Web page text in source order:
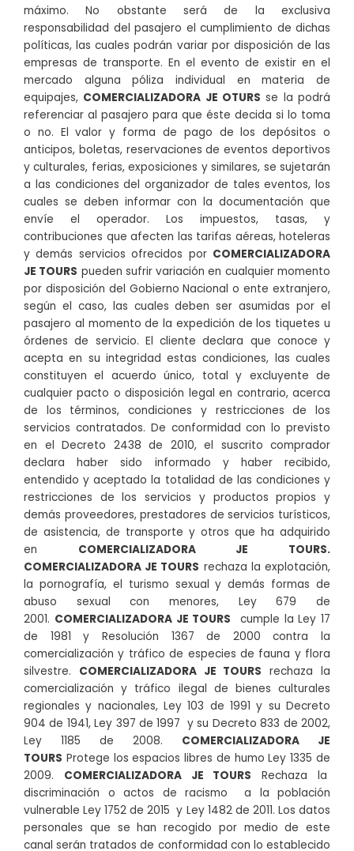
máximo. No obstante será de la exclusiva
responsabilidad del pasajero el cumplimiento de dichas
políticas, las cuales podrán variar por disposición de las
empresas de transporte. En el evento de existir en el
mercado alguna póliza individual en materia de
equipajes, COMERCIALIZADORA JE OTURS se la podrá
referenciar al pasajero para que éste decida si lo toma
o no. El valor y forma de pago de los depósitos o
anticipos, boletas, reservaciones de eventos deportivos
y culturales, ferias, exposiciones y similares, se sujetarán
a las condiciones del organizador de tales eventos, los
cuales se deben informar con la documentación que
envíe el operador. Los impuestos, tasas, y
contribuciones que afecten las tarifas aéreas, hoteleras
y demás servicios ofrecidos por COMERCIALIZADORA
JE TOURS pueden sufrir variación en cualquier momento
por disposición del Gobierno Nacional o ente extranjero,
según el caso, las cuales deben ser asumidas por el
pasajero al momento de la expedición de los tiquetes u
órdenes de servicio. El cliente declara que conoce y
acepta en su integridad estas condiciones, las cuales
constituyen el acuerdo único, total y excluyente de
cualquier pacto o disposición legal en contrario, acerca
de los términos, condiciones y restricciones de los
servicios contratados. De conformidad con lo previsto
en el Decreto 2438 de 2010, el suscrito comprador
declara haber sido informado y haber recibido,
entendido y aceptado la totalidad de las condiciones y
restricciones de los servicios y productos propios y
demás proveedores, prestadores de servicios turísticos,
de asistencia, de transporte y otros que ha adquirido
en COMERCIALIZADORA JE TOURS.
COMERCIALIZADORA JE TOURS rechaza la explotación,
la pornografía, el turismo sexual y demás formas de
abuso sexual con menores, Ley 679 de
2001. COMERCIALIZADORA JE TOURS cumple la Ley 17
de 1981 y Resolución 1367 de 2000 contra la
comercialización y tráfico de especies de fauna y flora
silvestre. COMERCIALIZADORA JE TOURS rechaza la
comercialización y tráfico ilegal de bienes culturales
regionales y nacionales, Ley 103 de 1991 y su Decreto
904 de 1941, Ley 397 de 1997 y su Decreto 833 de 2002,
Ley 1185 de 2008. COMERCIALIZADORA JE
TOURS Protege los espacios libres de humo Ley 1335 de
2009. COMERCIALIZADORA JE TOURS Rechaza la
discriminación o actos de racismo a la población
vulnerable Ley 1752 de 2015 y Ley 1482 de 2011. Los datos
personales que se han recogido por medio de este
canal serán tratados de conformidad con lo establecido